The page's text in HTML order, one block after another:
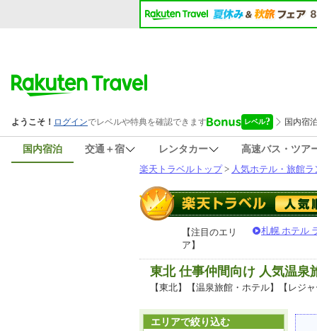
国内宿泊 交通＋宿 レンタカー
高速バス・ツア
楽天トラベルトップ> 人気ホテル・旅館ラ
【注目のエリ
ア】
札幌 ホテル
東北 仕事仲間向け 人気温泉
【東北】【温泉旅館・ホテル】【レジ
エリアで絞り込む